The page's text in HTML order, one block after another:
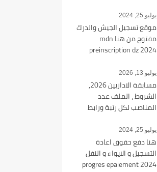
يوليو 25, 2024
موقع تسجيل الجيش والدرك
مفتوح من هنا mdn
preinscription dz 2024
يوليو 13, 2026
مسابقة الاداريين 2026,
الشروط ، الملف عدد
المناصب لكل رتبة ورابط
يوليو 25, 2024
هنا دفع حقوق اعادة
التسجيل و الايواء و النقل
2024 progres epaiement